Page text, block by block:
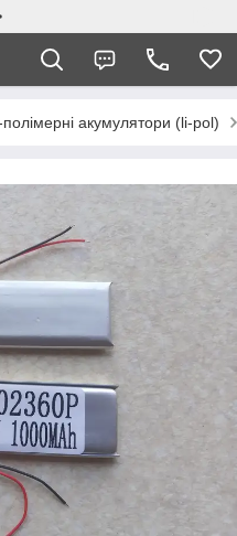
полімерні акумулятори (li-pol)